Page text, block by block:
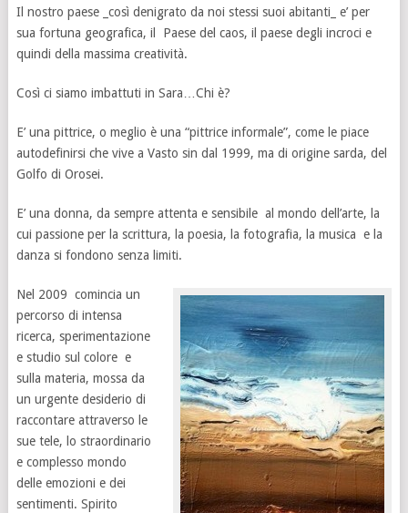
Il nostro paese _così denigrato da noi stessi suoi abitanti_ e’ per
sua fortuna geografica, il Paese del caos, il paese degli incroci e
quindi della massima creatività.
Così ci siamo imbattuti in Sara…Chi è?
E’ una pittrice, o meglio è una “pittrice informale”, come le piace
autodefinirsi che vive a Vasto sin dal 1999, ma di origine sarda, del
Golfo di Orosei.
E’ una donna, da sempre attenta e sensibile al mondo dell’arte, la
cui passione per la scrittura, la poesia, la fotografia, la musica e la
danza si fondono senza limiti.
Nel 2009 comincia un
percorso di intensa
ricerca, sperimentazione
e studio sul colore e
sulla materia, mossa da
un urgente desiderio di
raccontare attraverso le
sue tele, lo straordinario
e complesso mondo
delle emozioni e dei
sentimenti. Spirito